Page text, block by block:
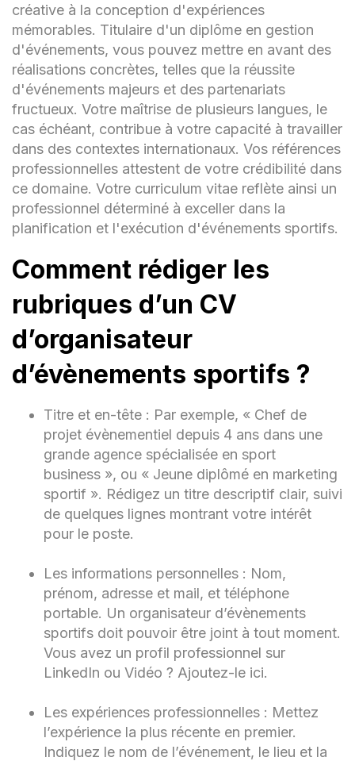
- Planification stratégique d'événements
sportifs. - Gestion logistique et coordination
opérationnelle. - Négociation de contrats et
partenariats. - Communication efficace avec
les équipes, sponsors et fournisseurs. -
Créativité dans la conception d'expériences
événementielles mémorables. -
Connaissance approfondie des
réglementations sportives.
Langues :
- [Langues parlées et niveau]
Références :
Disponibles sur demande.
créative à la conception d'expériences
mémorables. Titulaire d'un diplôme en gestion
d'événements, vous pouvez mettre en avant des
réalisations concrètes, telles que la réussite
d'événements majeurs et des partenariats
fructueux. Votre maîtrise de plusieurs langues, le
cas échéant, contribue à votre capacité à travailler
dans des contextes internationaux. Vos références
professionnelles attestent de votre crédibilité dans
ce domaine. Votre curriculum vitae reflète ainsi un
professionnel déterminé à exceller dans la
planification et l'exécution d'événements sportifs.
Comment rédiger les
rubriques d’un CV
d’organisateur
d’évènements sportifs ?
Titre et en-tête : Par exemple, « Chef de
projet évènementiel depuis 4 ans dans une
grande agence spécialisée en sport
business », ou « Jeune diplômé en marketing
sportif ». Rédigez un titre descriptif clair, suivi
de quelques lignes montrant votre intérêt
pour le poste.
Les informations personnelles : Nom,
prénom, adresse et mail, et téléphone
portable. Un organisateur d’évènements
sportifs doit pouvoir être joint à tout moment.
Vous avez un profil professionnel sur
LinkedIn ou Vidéo ? Ajoutez-le ici.
Les expériences professionnelles : Mettez
l’expérience la plus récente en premier.
Indiquez le nom de l’événement, le lieu et la